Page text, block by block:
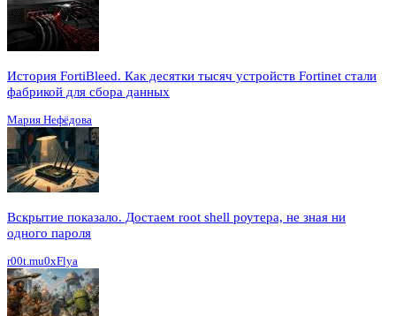
История FortiBleed. Как десятки тысяч устройств Fortinet стали
фабрикой для сбора данных
Мария Нефёдова
Вскрытие показало. Достаем root shell роутера, не зная ни
одного пароля
r00t.mu0xFlya